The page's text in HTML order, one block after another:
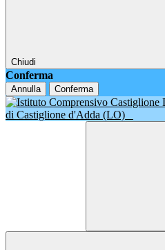
Chiudi
Conferma
Annulla Conferma
di Castiglione d'Adda (LO)